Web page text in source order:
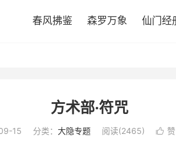
春风拂鉴 森罗万象 仙门经
方术部·符咒
15 分类： 大隐专题 阅读(2465) 